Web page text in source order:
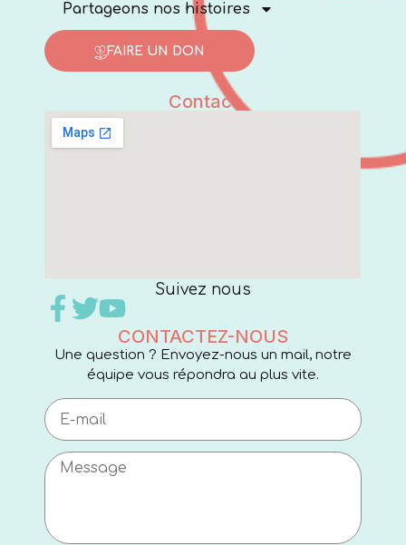
Partageons nos histoires
FAIRE UN DON
Contact
Suivez nous
CONTACTEZ-NOUS
Une question ? Envoyez-nous un mail, notre
équipe vous répondra au plus vite.